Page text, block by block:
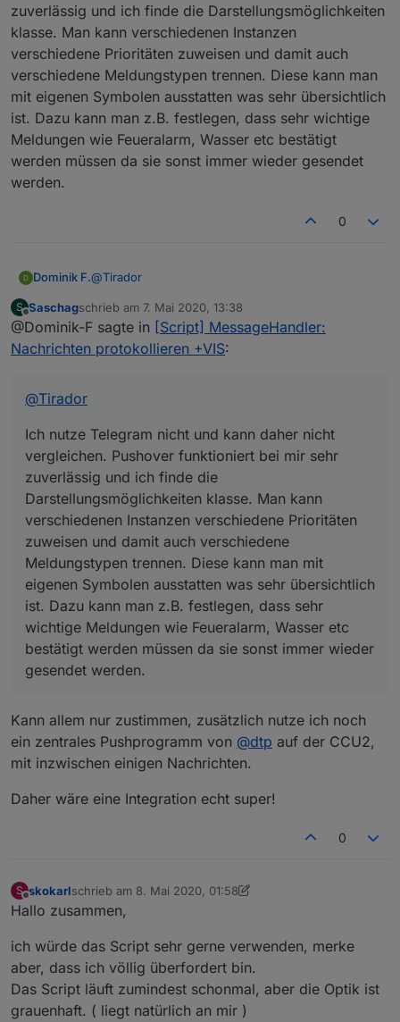
zuverlässig und ich finde die Darstellungsmöglichkeiten
klasse. Man kann verschiedenen Instanzen
verschiedene Prioritäten zuweisen und damit auch
verschiedene Meldungstypen trennen. Diese kann man
mit eigenen Symbolen ausstatten was sehr übersichtlich
ist. Dazu kann man z.B. festlegen, dass sehr wichtige
Meldungen wie Feueralarm, Wasser etc bestätigt
werden müssen da sie sonst immer wieder gesendet
werden.
0
Dominik F.@Tirador
Ich nutze Telegram nicht und kann daher nicht
vergleichen. Pushover funktioniert bei mir sehr
zuverlässig und ich finde die
Darstellungsmöglichkeiten klasse. Man kann
eigenen Symbolen ausstatten was sehr
übersichtlich ist. Dazu kann man z.B. festlegen,
dass sehr wichtige Meldungen wie Feueralarm,
Wasser etc bestätigt werden müssen da sie sonst
immer wieder gesendet werden.
S
Offline
Saschagschrieb am 7. Mai 2020, 13:38
zuletzt editiert von
@Dominik-F sagte in [Script] MessageHandler:
Nachrichten protokollieren +VIS:
@Tirador
Ich nutze Telegram nicht und kann daher nicht
vergleichen. Pushover funktioniert bei mir sehr
zuverlässig und ich finde die
Darstellungsmöglichkeiten klasse. Man kann
verschiedenen Instanzen verschiedene Prioritäten
zuweisen und damit auch verschiedene
Meldungstypen trennen. Diese kann man mit
eigenen Symbolen ausstatten was sehr übersichtlich
ist. Dazu kann man z.B. festlegen, dass sehr
wichtige Meldungen wie Feueralarm, Wasser etc
bestätigt werden müssen da sie sonst immer wieder
gesendet werden.
Kann allem nur zustimmen, zusätzlich nutze ich noch
ein zentrales Pushprogramm von @dtp auf der CCU2,
mit inzwischen einigen Nachrichten.
Daher wäre eine Integration echt super!
0
S
Offline
skokarlschrieb am 8. Mai 2020, 01:58
zuletzt editiert von skokarl5. Aug. 2020, 04:22
Hallo zusammen,
ich würde das Script sehr gerne verwenden, merke
aber, dass ich völlig überfordert bin.
Das Script läuft zumindest schonmal, aber die Optik ist
grauenhaft. ( liegt natürlich an mir )